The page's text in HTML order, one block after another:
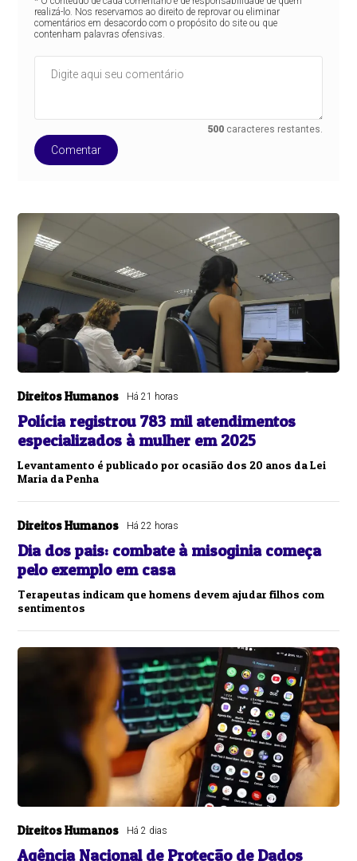
realizá-lo. Nos reservamos ao direito de reprovar ou eliminar
comentários em desacordo com o propósito do site ou que
contenham palavras ofensivas.
500 caracteres restantes.
Comentar
Direitos Humanos Há 21 horas
Polícia registrou 783 mil atendimentos
especializados à mulher em 2025
Levantamento é publicado por ocasião dos 20 anos da Lei
Maria da Penha
Direitos Humanos Há 22 horas
Dia dos pais: combate à misoginia começa
pelo exemplo em casa
Terapeutas indicam que homens devem ajudar filhos com
sentimentos
Direitos Humanos Há 2 dias
Agência Nacional de Proteção de Dados